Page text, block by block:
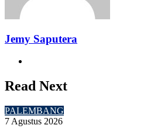
Jemy Saputera
Read Next
PALEMBANG
7 Agustus 2026